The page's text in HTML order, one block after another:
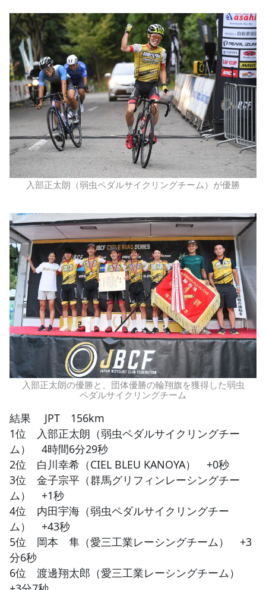
入部正太朗（弱虫ペダルサイクリングチーム）が優勝
入部正太朗の優勝と、団体優勝の輪翔旗を獲得した弱虫
ペダルサイクリングチーム
結果 JPT 156km
1位 入部正太朗（弱虫ペダルサイクリングチー
ム） 4時間6分29秒
2位 白川幸希（CIEL BLEU KANOYA） +0秒
3位 金子宗平（群馬グリフィンレーシングチー
ム） +1秒
4位 内田宇海（弱虫ペダルサイクリングチー
ム） +43秒
5位 岡本 隼（愛三工業レーシングチーム） +3
分6秒
6位 渡邊翔太郎（愛三工業レーシングチーム）